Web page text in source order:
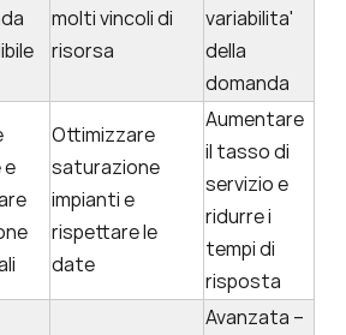
molti vincoli di
risorsa
variabilita'
della
domanda
Ottimizzare
saturazione
impianti e
rispettare le
date
Aumentare
il tasso di
servizio e
ridurre i
tempi di
risposta
Avanzata –